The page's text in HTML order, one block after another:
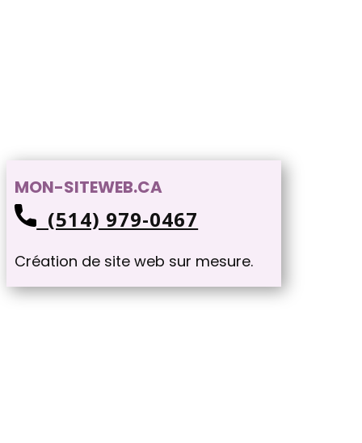
MON-SITEWEB.CA
(514) 979-0467
Création de site web sur mesure.